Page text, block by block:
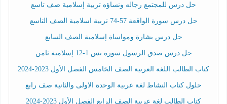
حل درس للمجتمع رجاله ونساؤه تربية إسلامية صف تاسع
حل درس سورة الواقعة 57-74 تربية اسلامية الصف التاسع
حل درس بشارة ومواساة إسلامية الصف السابع
حل درس صدق الرسول سورة يس 1-12 إسلامية ثامن
كتاب الطالب اللغة العربية الصف الخامس الفصل الأول 2023-2024
حلول كتاب النشاط لغة عربية الوحدة الاولى والثانية صف رابع
كتاب الطالب لغة عربية الصف الرابع الفصل الأول 2023-2024